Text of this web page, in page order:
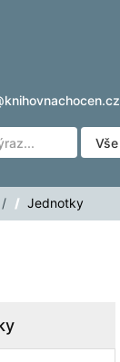
/ Jednotky